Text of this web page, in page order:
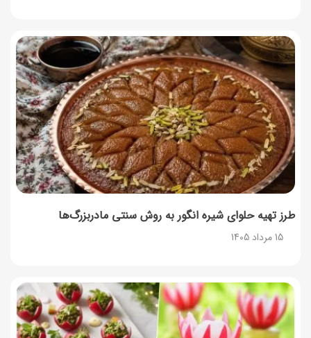
طرز تهیه حلوای شیره انگور به روش سنتی مادربزرگ‌ها
15 مرداد 1405